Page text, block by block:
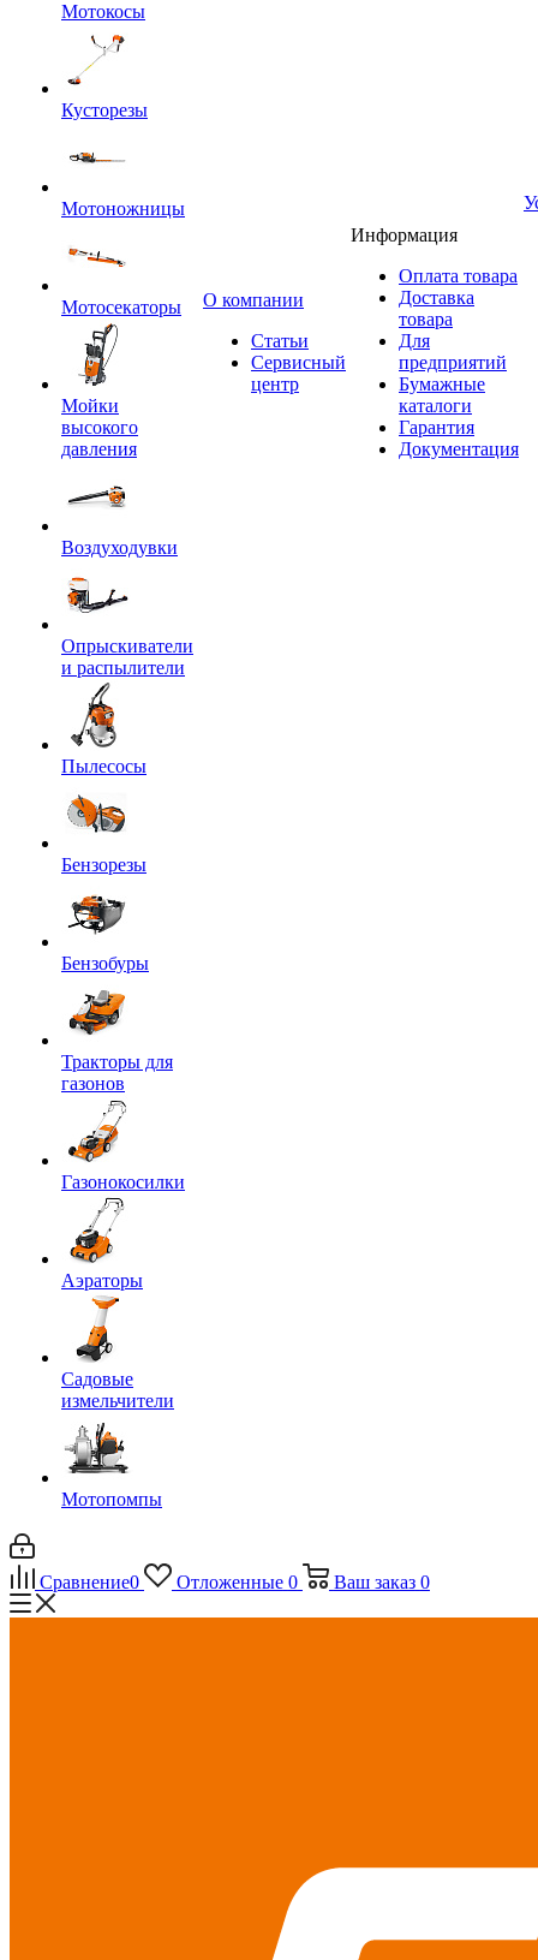
Мотокосы
Кусторезы
Мотоножницы
Мотосекаторы
Мойки
высокого
давления
Воздуходувки
Опрыскиватели
и распылители
Пылесосы
Бензорезы
Бензобуры
Тракторы для
газонов
Газонокосилки
Аэраторы
Садовые
измельчители
Мотопомпы
O компании
Статьи
Сервисный
центр
Информация
Оплата товара
Доставка
товара
Для
предприятий
Бумажные
каталоги
Гарантия
Документация
Сравнение0 Отложенные 0 Ваш заказ 0